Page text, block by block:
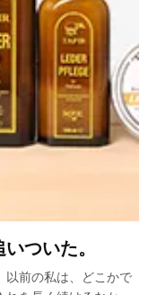
ついた。
以前の私は、どこかで